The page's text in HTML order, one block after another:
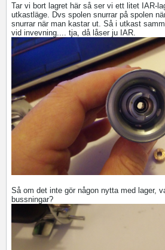
Tar vi bort lagret här så ser vi ett litet IAR-
utkastläge. Dvs spolen snurrar på spolen
snurrar när man kastar ut. Så i utkast
vid invevning.... tja, då låser ju IAR.
Så om det inte gör någon nytta med lager,
bussningar?